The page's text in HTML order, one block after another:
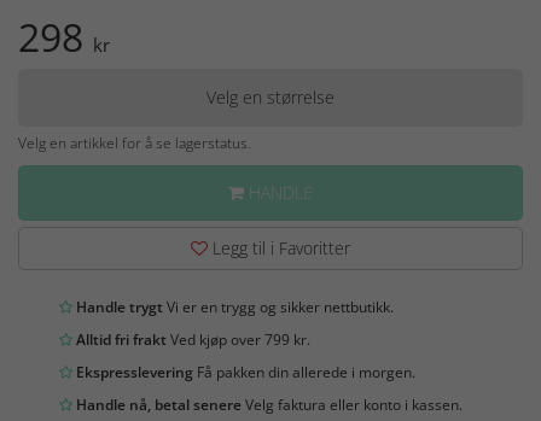
298 kr
Velg en størrelse
Velg en artikkel for å se lagerstatus.
HANDLE
Legg til i Favoritter
Handle trygtVi er en trygg og sikker nettbutikk.
Alltid fri fraktVed kjøp over 799 kr.
Ekspresslevering Få pakken din allerede i morgen.
Handle nå, betal senereVelg faktura eller konto i kassen.